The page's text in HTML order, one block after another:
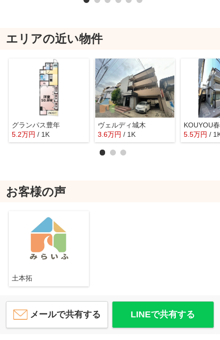
エリアの近い物件
グランパス豊年
5.2万円 / 1K
ヴェルディ城木
3.6万円 / 1K
KOUYOU
5.5万円 /
お客様の声
土本拓
メールで共有する LINEで共有する